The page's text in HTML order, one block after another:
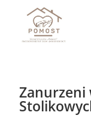
Zanurzeni